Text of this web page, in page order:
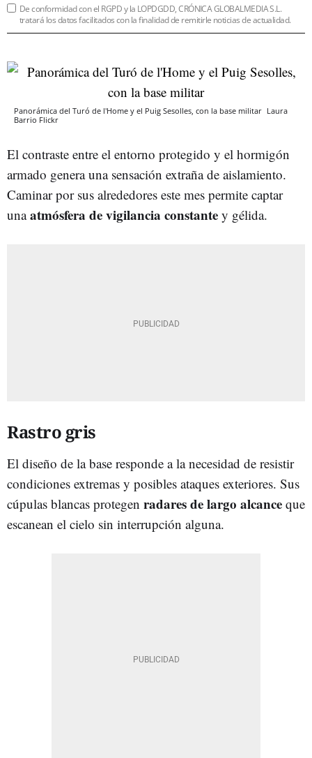
De conformidad con el RGPD y la LOPDGDD, CRÓNICA GLOBALMEDIA S.L.
tratará los datos facilitados con la finalidad de remitirle noticias de actualidad.
Panorámica del Turó de l'Home y el Puig Sesolles, con la base militar Laura
Barrio Flickr
El contraste entre el entorno protegido y el hormigón
armado genera una sensación extraña de aislamiento.
Caminar por sus alrededores este mes permite captar
unaatmósfera de vigilancia constante y gélida.
Rastro gris
El diseño de la base responde a la necesidad de resistir
condiciones extremas y posibles ataques exteriores. Sus
cúpulas blancas protegen radares de largo alcance que
escanean el cielo sin interrupción alguna.